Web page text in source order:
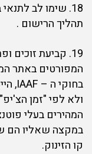
18. שימו לב
תהליך הרישום .
19. קביעת
המפורטים באתר
המהירים בעלי
במקצה שאליו הם
קו הזינוק.